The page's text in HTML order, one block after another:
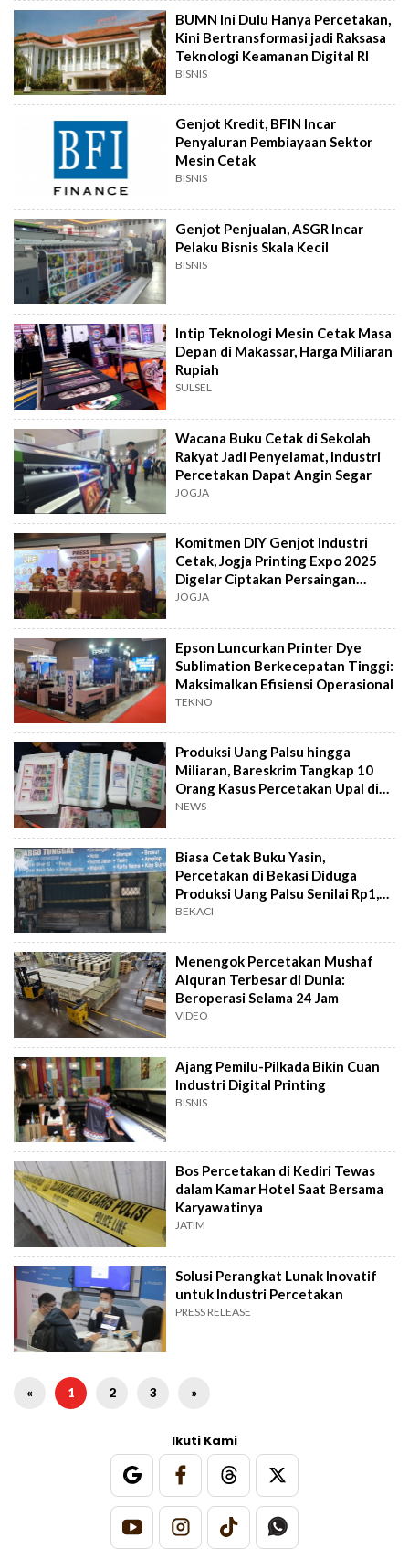
BUMN Ini Dulu Hanya Percetakan,
Kini Bertransformasi jadi Raksasa
Teknologi Keamanan Digital RI
BISNIS
Genjot Kredit, BFIN Incar
Penyaluran Pembiayaan Sektor
Mesin Cetak
BISNIS
Genjot Penjualan, ASGR Incar
Pelaku Bisnis Skala Kecil
BISNIS
Intip Teknologi Mesin Cetak Masa
Depan di Makassar, Harga Miliaran
Rupiah
SULSEL
Wacana Buku Cetak di Sekolah
Rakyat Jadi Penyelamat, Industri
Percetakan Dapat Angin Segar
JOGJA
Komitmen DIY Genjot Industri
Cetak, Jogja Printing Expo 2025
Digelar Ciptakan Persaingan
Sehat
JOGJA
Epson Luncurkan Printer Dye
Sublimation Berkecepatan Tinggi:
Maksimalkan Efisiensi Operasional
TEKNO
Produksi Uang Palsu hingga
Miliaran, Bareskrim Tangkap 10
Orang Kasus Percetakan Upal di
Bekasi
NEWS
Biasa Cetak Buku Yasin,
Percetakan di Bekasi Diduga
Produksi Uang Palsu Senilai Rp1,2
M
BEKACI
Menengok Percetakan Mushaf
Alquran Terbesar di Dunia:
Beroperasi Selama 24 Jam
VIDEO
Ajang Pemilu-Pilkada Bikin Cuan
Industri Digital Printing
BISNIS
Bos Percetakan di Kediri Tewas
dalam Kamar Hotel Saat Bersama
Karyawatinya
JATIM
Solusi Perangkat Lunak Inovatif
untuk Industri Percetakan
PRESS RELEASE
« 1 2 3 »
Ikuti Kami